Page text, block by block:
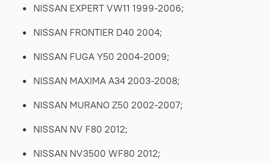
NISSAN EXPERT VW11 1999-2006;
NISSAN FRONTIER D40 2004;
NISSAN FUGA Y50 2004-2009;
NISSAN MAXIMA A34 2003-2008;
NISSAN MURANO Z50 2002-2007;
NISSAN NV F80 2012;
NISSAN NV3500 WF80 2012;